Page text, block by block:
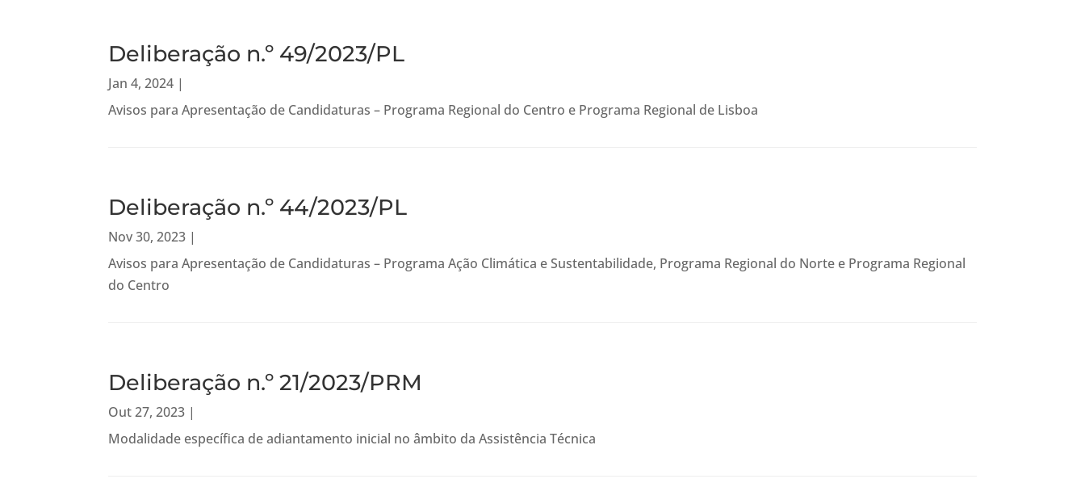
Deliberação n.º 49/2023/PL
Jan 4, 2024 |
Avisos para Apresentação de Candidaturas – Programa Regional do Centro e Programa Regional de Lisboa
Deliberação n.º 44/2023/PL
Nov 30, 2023 |
Avisos para Apresentação de Candidaturas – Programa Ação Climática e Sustentabilidade, Programa Regional do Norte e Programa Regional
do Centro
Deliberação n.º 21/2023/PRM
Out 27, 2023 |
Modalidade específica de adiantamento inicial no âmbito da Assistência Técnica